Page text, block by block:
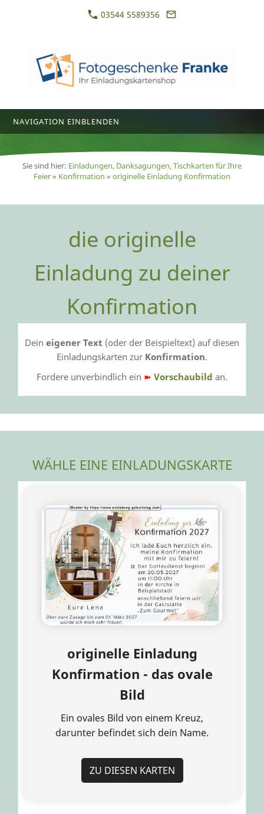
03544 5589356
NAVIGATION EINBLENDEN
Sie sind hier: Einladungen, Danksagungen, Tischkarten für Ihre
Feier» Konfirmation » originelle Einladung Konfirmation
die originelle
Einladung zu deiner
Konfirmation
Dein eigener Text (oder der Beispieltext) auf diesen
Einladungskarten zur Konfirmation.
Fordere unverbindlich ein ➽ Vorschaubild an.
WÄHLE EINE EINLADUNGSKARTE
originelle Einladung
Konfirmation - das ovale
Bild
Ein ovales Bild von einem Kreuz,
darunter befindet sich dein Name.
ZU DIESEN KARTEN